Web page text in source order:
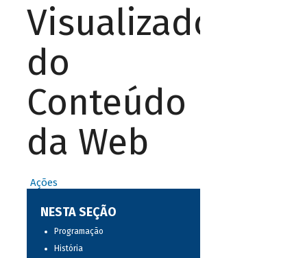
Visualizador
do
Conteúdo
da Web
Ações
NESTA SEÇÃO
Programação
História